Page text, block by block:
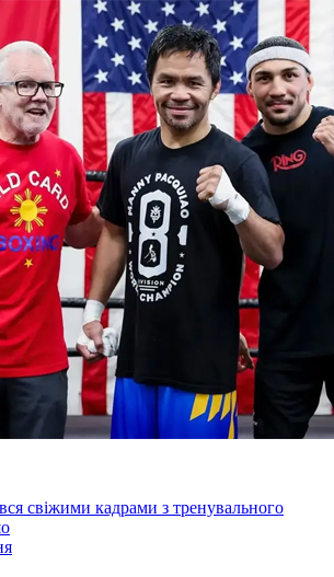
свіжими кадрами з тренувального